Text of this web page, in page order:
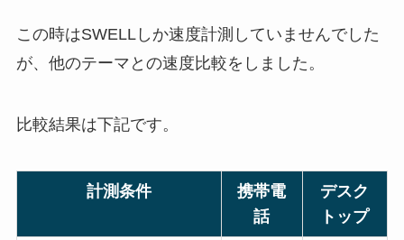
この時はSWELLしか速度計測していませんでした
が、他のテーマとの速度比較をしました。
比較結果は下記です。
計測条件
携帯電
話
デスク
トップ